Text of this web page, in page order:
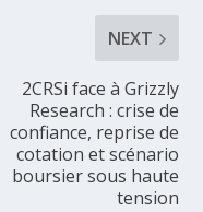
NEXT
2CRSi face à Grizzly
Research : crise de
confiance, reprise de
cotation et scénario
boursier sous haute
tension